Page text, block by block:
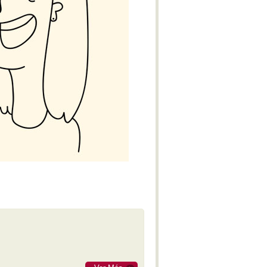
M-IV
Yaraví
With Bated Breath
Réquiem del Plata
Alexander Nevsky - Cantata
Benzecry - Sinfonía No. 2 - M-I
Benzecry - Concierto para violín
Polimeni - Sospechoso
Benzecry - Concierto para violín
II
Benzecry - Concierto para violín
Benzecry - Adagio fantástico